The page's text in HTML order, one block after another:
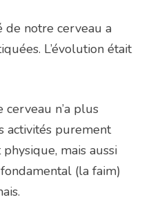
de notre cerveau a
L’évolution était
n’a plus
activités purement
mais aussi
(la faim)